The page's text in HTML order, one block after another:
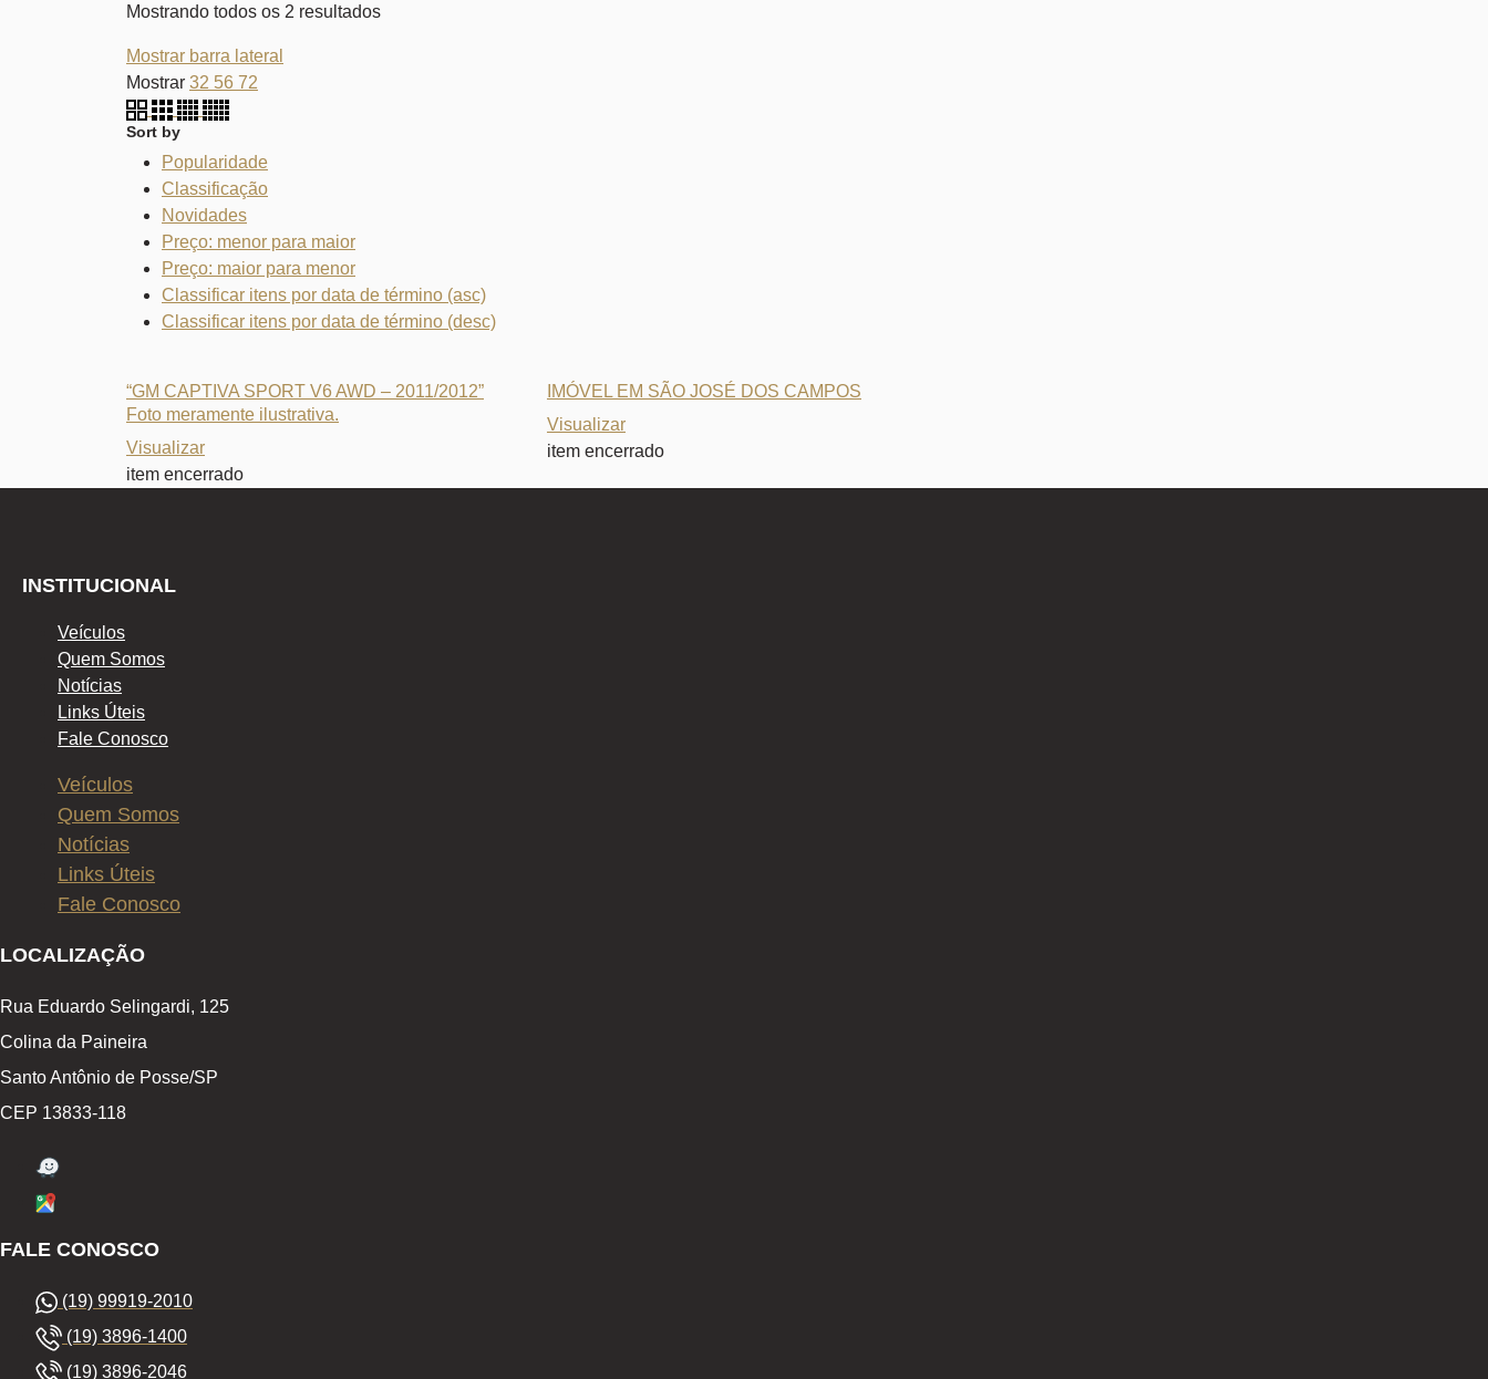
Mostrando todos os 2 resultados
Mostrar barra lateral
Mostrar 32 56 72
Sort by
Popularidade
Classificação
Novidades
Preço: menor para maior
Preço: maior para menor
Classificar itens por data de término (asc)
Classificar itens por data de término (desc)
“GM CAPTIVA SPORT V6 AWD – 2011/2012”
Foto meramente ilustrativa.
Visualizar
item encerrado
IMÓVEL EM SÃO JOSÉ DOS CAMPOS
Visualizar
item encerrado
INSTITUCIONAL
Veículos
Quem Somos
Notícias
Links Úteis
Fale Conosco
Veículos
Quem Somos
Notícias
Links Úteis
Fale Conosco
LOCALIZAÇÃO
Rua Eduardo Selingardi, 125
Colina da Paineira
Santo Antônio de Posse/SP
CEP 13833-118
FALE CONOSCO
(19) 99919-2010
(19) 3896-1400
(19) 3896-2046